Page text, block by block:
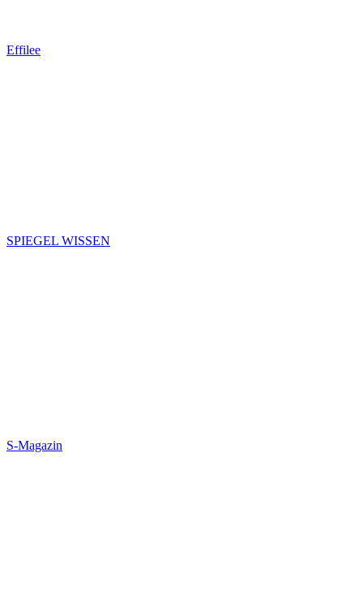
Effilee
SPIEGEL WISSEN
S-Magazin